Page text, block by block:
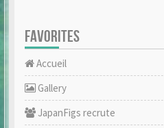
FAVORITES
Accueil
Gallery
JapanFigs recrute